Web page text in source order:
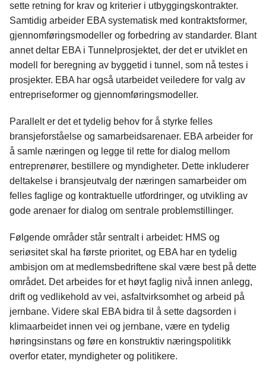
sette retning for krav og kriterier i utbyggingskontrakter.
Samtidig arbeider EBA systematisk med kontraktsformer,
gjennomføringsmodeller og forbedring av standarder. Blant
annet deltar EBA i Tunnelprosjektet, der det er utviklet en
modell for beregning av byggetid i tunnel, som nå testes i
prosjekter. EBA har også utarbeidet veiledere for valg av
entrepriseformer og gjennomføringsmodeller.
Parallelt er det et tydelig behov for å styrke felles
bransjeforståelse og samarbeidsarenaer. EBA arbeider for
å samle næringen og legge til rette for dialog mellom
entreprenører, bestillere og myndigheter. Dette inkluderer
deltakelse i bransjeutvalg der næringen samarbeider om
felles faglige og kontraktuelle utfordringer, og utvikling av
gode arenaer for dialog om sentrale problemstillinger.
Følgende områder står sentralt i arbeidet: HMS og
seriøsitet skal ha første prioritet, og EBA har en tydelig
ambisjon om at medlemsbedriftene skal være best på dette
området. Det arbeides for et høyt faglig nivå innen anlegg,
drift og vedlikehold av vei, asfaltvirksomhet og arbeid på
jernbane. Videre skal EBA bidra til å sette dagsorden i
klimaarbeidet innen vei og jernbane, være en tydelig
høringsinstans og føre en konstruktiv næringspolitikk
overfor etater, myndigheter og politikere.